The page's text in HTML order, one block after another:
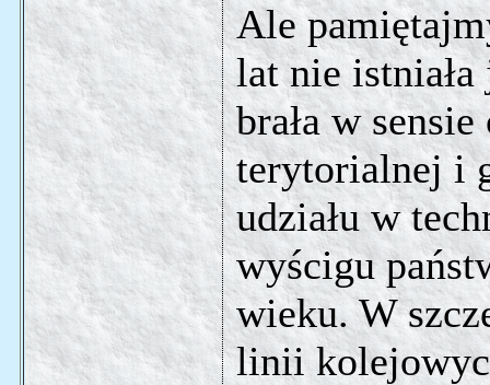
Ale
lat nie
brała w
terytorialnej i
udziału w
wyścigu
wieku. W
linii